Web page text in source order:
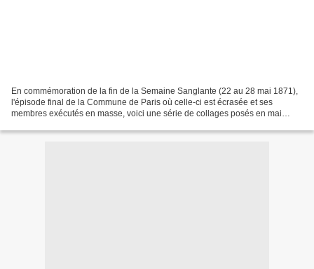
En commémoration de la fin de la Semaine Sanglante (22 au 28 mai 1871),
l'épisode final de la Commune de Paris où celle-ci est écrasée et ses
membres exécutés en masse, voici une série de collages posés en mai